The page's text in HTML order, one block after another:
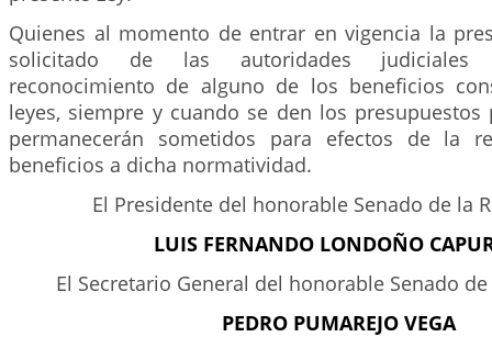
Quienes al momento de entrar en vigencia la
solicitado de las autoridades judiciales
reconocimiento de alguno de los beneficios
leyes, siempre y cuando se den los presupuestos
permanecerán sometidos para efectos de la
beneficios a dicha normatividad.
El Presidente del honorable Senado de la
LUIS FERNANDO LONDOÑO
El Secretario General del honorable Senado
PEDRO PUMAREJO VEGA